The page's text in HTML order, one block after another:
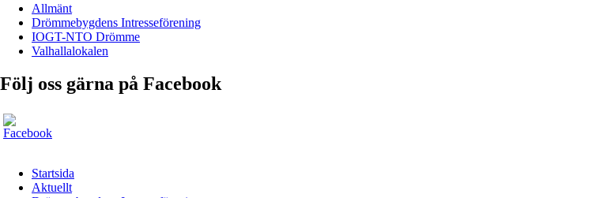
Allmänt
Drömmebygdens Intresseförening
IOGT-NTO Drömme
Valhallalokalen
Följ oss gärna på Facebook
Startsida
Aktuellt